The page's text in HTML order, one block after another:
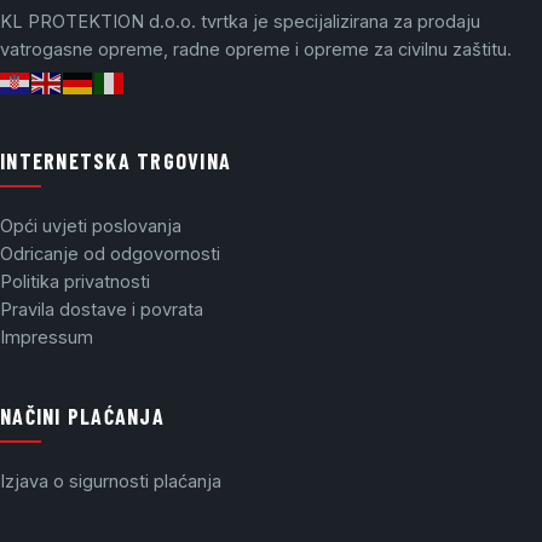
KL PROTEKTION d.o.o. tvrtka je specijalizirana za prodaju
vatrogasne opreme, radne opreme i opreme za civilnu zaštitu.
INTERNETSKA TRGOVINA
Opći uvjeti poslovanja
Odricanje od odgovornosti
Politika privatnosti
Pravila dostave i povrata
Impressum
NAČINI PLAĆANJA
Izjava o sigurnosti plaćanja